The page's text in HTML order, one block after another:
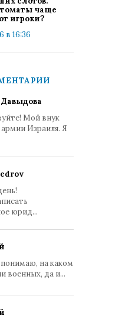
чаще
игроки?
в 16:36
Мой внук
Израиля. Я
юрид...
на каком
военных, да и...